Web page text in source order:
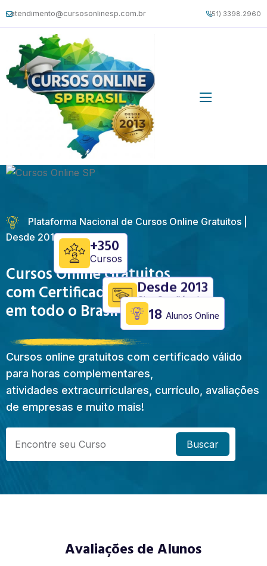
atendimento@cursosonlinesp.com.br (51) 3398.2960
Plataforma Nacional de Cursos Online Gratuitos |
Desde 2013
Cursos Online Gratuitos
com Certificado Válido
em todo o Brasil
Cursos online gratuitos com certificado válido
para horas complementares,
atividades extracurriculares, currículo, avaliações
de empresas e muito mais!
Buscar
+350
Cursos
Desde 2013
Site Confiável
18 Alunos Online
Avaliações de Alunos